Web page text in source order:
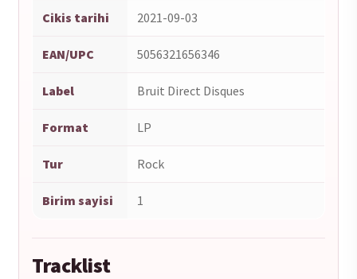
Cikis tarihi 2021-09-03
EAN/UPC 5056321656346
Label Bruit Direct Disques
Format LP
Tur Rock
Birim sayisi 1
Tracklist